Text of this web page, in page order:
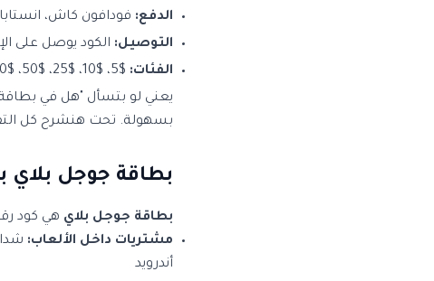
الدفع: فودافون كاش،
التوصيل: الكود يوصل على الإيميل
الفئات: $5، $10، $25، $50، $100 — بالجنيه المصري
يعني لو بتسأل "هل في
بسهولة. تحت هنشرح كل
بطاقة جوجل بلاي
بطاقة جوجل بلاي هي كود
مشتريات داخل الألعاب:
أندرويد